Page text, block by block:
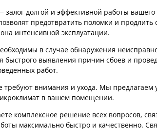
залог долгой и эффективной работы
предотвратить поломки и
интенсивной эксплуатации.
в случае обнаружения
выявления причин сбоев и
работ.
требуют внимания и ухода. Мы предлагаем
в вашем помещении.
комплексное решение всех вопросов,
максимально быстро и качественно.